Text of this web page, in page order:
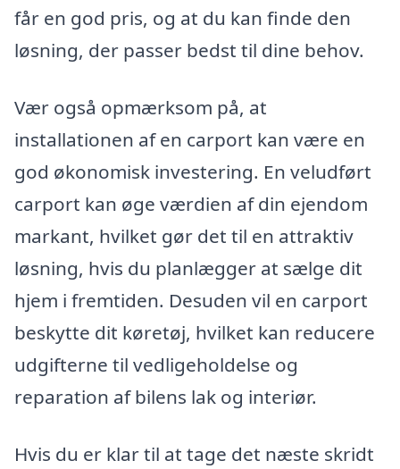
får en god pris, og at du kan finde den
løsning, der passer bedst til dine behov.
Vær også opmærksom på, at
installationen af en carport kan være en
god økonomisk investering. En veludført
carport kan øge værdien af din ejendom
markant, hvilket gør det til en attraktiv
løsning, hvis du planlægger at sælge dit
hjem i fremtiden. Desuden vil en carport
beskytte dit køretøj, hvilket kan reducere
udgifterne til vedligeholdelse og
reparation af bilens lak og interiør.
Hvis du er klar til at tage det næste skridt